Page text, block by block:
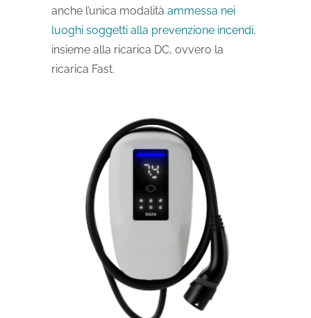
anche l’unica modalità ammessa nei
luoghi soggetti alla prevenzione incendi,
insieme alla ricarica DC, ovvero la
ricarica Fast.